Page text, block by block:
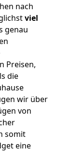
nach
viel
genau
Preisen,
die
wir über
von
somit
eine